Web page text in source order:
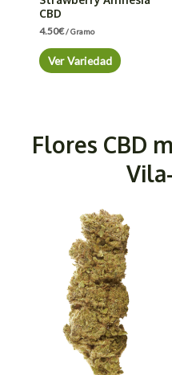
CBD
4.50€/ Gramo
Ver Variedad
Flores CBD